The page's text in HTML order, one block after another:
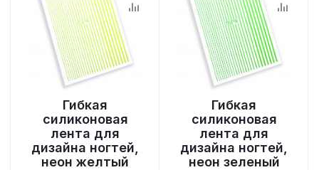
Гибкая
силиконовая
лента для
дизайна ногтей,
неон желтый
Гибкая
силиконовая
лента для
дизайна ногтей,
неон зеленый